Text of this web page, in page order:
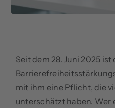
Seit dem 28. Juni 2025 ist
mit ihm eine Pflicht, die
unterschätzt haben. Wer